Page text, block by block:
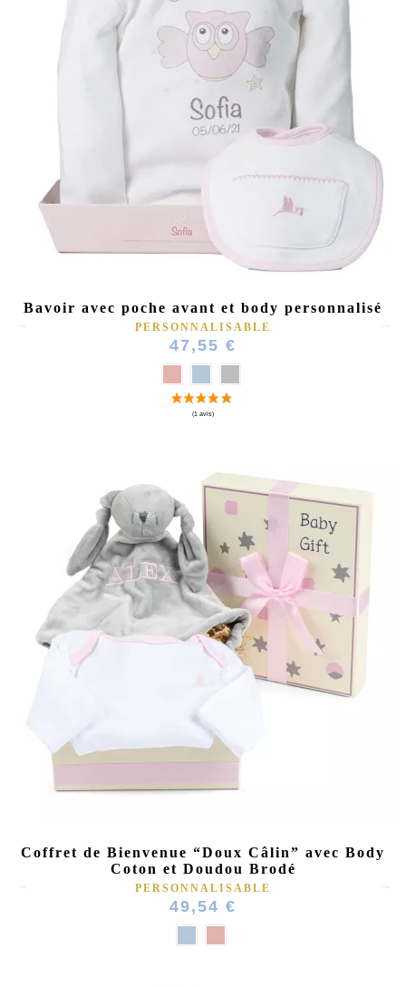
Bavoir avec poche avant et body personnalisé
PERSONNALISABLE
47,55 €
Coffret de Bienvenue “Doux Câlin” avec Body
Coton et Doudou Brodé
PERSONNALISABLE
49,54 €